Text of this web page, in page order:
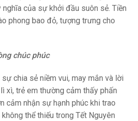
nghĩa của sự khởi đầu suôn sẻ. Tiền
phong bao đỏ, tượng trưng cho
chúc phúc
chia sẻ niềm vui, may mắn và lời
xì, trẻ em thường cảm thấy phấn
cảm nhận sự hạnh phúc khi trao
thể thiếu trong Tết Nguyên